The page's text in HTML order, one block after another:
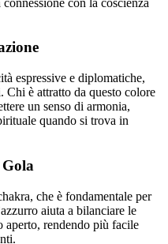
espressive e diplomatiche,
è attratto da questo colore
un senso di armonia,
quando si trova in
che è fondamentale per
aiuta a bilanciare le
aperto, rendendo più facile